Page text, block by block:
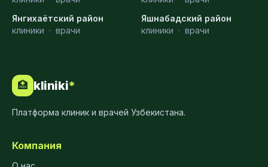
Янгихаётский район
клиники · врачи
Яшнабадский район
клиники · врачи
🏥 kliniki*
Платформа клиник и врачей Узбекистана.
Компания